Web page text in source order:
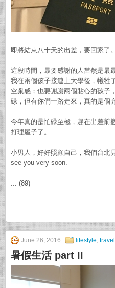
即將結束八十天的出差，要回家了。
這段時間，最要感謝的人當然是最
我在兩個孩子接連上大學後，犧牲
空巢感；也要謝謝兩個貼心的孩子
碌，但有你們一路走來，真的是個
今年真的是忙碌至極，趕在出差前
打理屋子了。
小男人，好好照顧自己，我們台北
see you very soon.
... (89)
June 26, 2016 lifestyle
暑假生活 part II